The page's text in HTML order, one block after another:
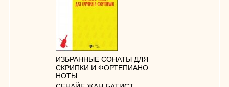
ИЗБРАННЫЕ СОНАТЫ ДЛЯ
СКРИПКИ И ФОРТЕПИАНО.
НОТЫ